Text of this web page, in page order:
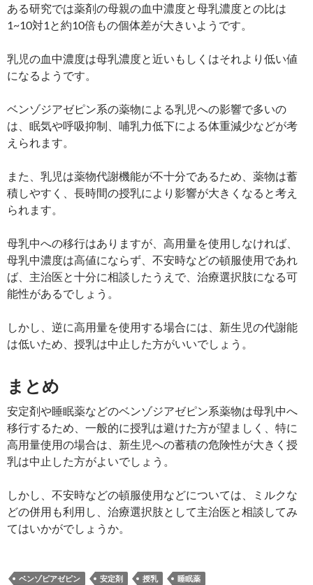
ある研究では薬剤の母親の血中濃度と母乳濃度との比は
1~10対1と約10倍もの個体差が大きいようです。
乳児の血中濃度は母乳濃度と近いもしくはそれより低い値
になるようです。
ベンゾジアゼピン系の薬物による乳児への影響で多いの
は、眠気や呼吸抑制、哺乳力低下による体重減少などが考
えられます。
また、乳児は薬物代謝機能が不十分であるため、薬物は蓄
積しやすく、長時間の授乳により影響が大きくなると考え
られます。
母乳中への移行はありますが、高用量を使用しなければ、
母乳中濃度は高値にならず、不安時などの頓服使用であれ
ば、主治医と十分に相談したうえで、治療選択肢になる可
能性があるでしょう。
しかし、逆に高用量を使用する場合には、新生児の代謝能
は低いため、授乳は中止した方がいいでしょう。
まとめ
安定剤や睡眠薬などのベンゾジアゼピン系薬物は母乳中へ
移行するため、一般的に授乳は避けた方が望ましく、特に
高用量使用の場合は、新生児への蓄積の危険性が大きく授
乳は中止した方がよいでしょう。
しかし、不安時などの頓服使用などについては、ミルクな
どの併用も利用し、治療選択肢として主治医と相談してみ
てはいかがでしょうか。
ベンゾピアゼピン 安定剤 授乳 睡眠薬